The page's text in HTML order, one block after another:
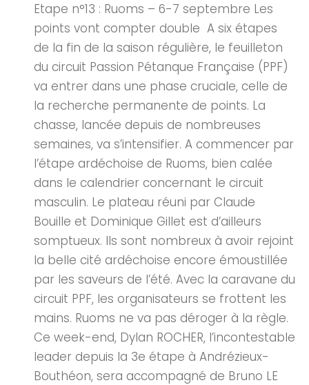
Etape n°13 : Ruoms – 6-7 septembre Les
points vont compter double A six étapes
de la fin de la saison régulière, le feuilleton
du circuit Passion Pétanque Française (PPF)
va entrer dans une phase cruciale, celle de
la recherche permanente de points. La
chasse, lancée depuis de nombreuses
semaines, va s’intensifier. A commencer par
l’étape ardéchoise de Ruoms, bien calée
dans le calendrier concernant le circuit
masculin. Le plateau réuni par Claude
Bouille et Dominique Gillet est d’ailleurs
somptueux. Ils sont nombreux à avoir rejoint
la belle cité ardéchoise encore émoustillée
par les saveurs de l’été. Avec la caravane du
circuit PPF, les organisateurs se frottent les
mains. Ruoms ne va pas déroger à la règle.
Ce week-end, Dylan ROCHER, l’incontestable
leader depuis la 3e étape à Andrézieux-
Bouthéon, sera accompagné de Bruno LE